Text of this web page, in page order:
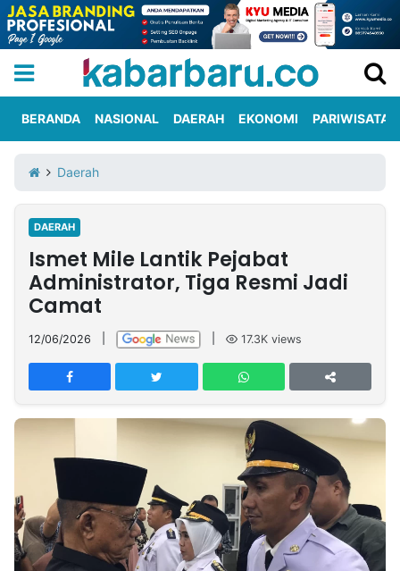
Iklan
Berita
Kami
Nasional
International
Olahraga
Entertainment
Daerah
Pariwisata
Kuliner
Kolom
Network
PT
TREETAN
INDONESIA
Partner
Insight
NTB
Suara
Time
Lens
IDN
Daily
Jogja
Jalan
Rakyat
Idealita
News
Kita
Notice
Dinamikapost.com
Radar
Baru
Seedbacklink
BERANDA NASIONAL DAERAH EKONOMI PARIWISATA
Daerah
DAERAH
Ismet Mile Lantik Pejabat
Administrator, Tiga Resmi Jadi
Camat
12/06/2026 17.3K views